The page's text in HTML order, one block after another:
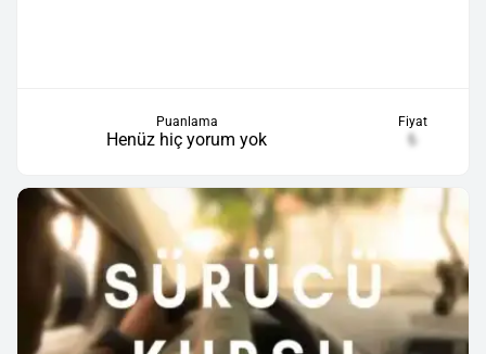
Puanlama
Henüz hiç yorum yok
Fiyat
₺